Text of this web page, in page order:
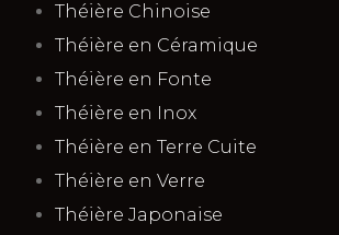
Théière Chinoise
Théière en Céramique
Théière en Fonte
Théière en Inox
Théière en Terre Cuite
Théière en Verre
Théière Japonaise